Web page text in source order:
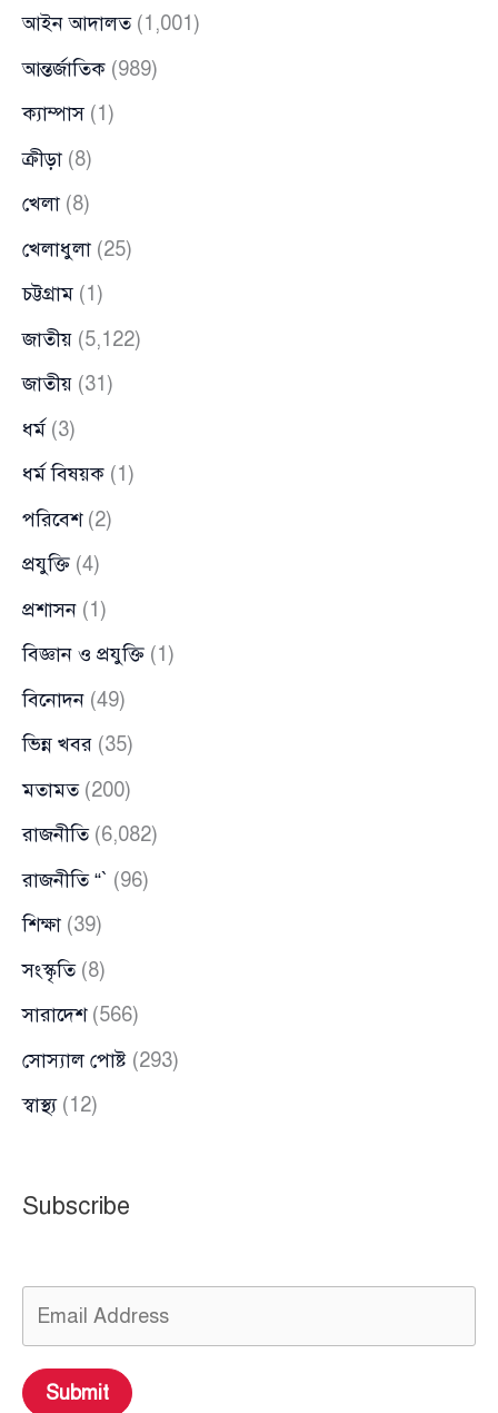
আইন আদালত(1,001)
আন্তর্জাতিক (989)
ক্যাম্পাস(1)
ক্রীড়া (8)
খেলা (8)
খেলাধুলা (25)
চট্টগ্রাম (1)
জাতীয় (5,122)
জাতীয় (31)
ধর্ম (3)
ধর্ম বিষয়ক (1)
পরিবেশ(2)
প্রযুক্তি (4)
প্রশাসন (1)
বিজ্ঞান ও প্রযুক্তি (1)
বিনোদন (49)
ভিন্ন খবর (35)
মতামত(200)
রাজনীতি(6,082)
রাজনীতি “` (96)
শিক্ষা (39)
সংস্কৃতি(8)
সারাদেশ(566)
সোস্যাল পোষ্ট (293)
স্বাস্থ্য(12)
Subscribe
Submit